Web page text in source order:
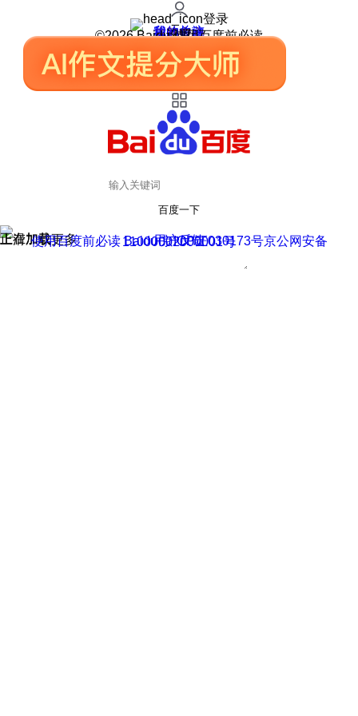
登录
我的关注
我的收藏
皮肤中心
用户反馈
设置
©2026 Baidu 使用百度前必读
百度一下
正在加载
上滑加载更多 用户反馈
使用百度前必读 Baidu 京ICP证030173号
京公网安备11000002000001号